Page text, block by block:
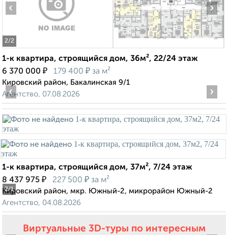
2/2
‹ ›
1-к квартира, строящийся дом, 36м², 22/24 этаж
6 370 000 ₽ 179 400 ₽ за м²
Кировский район, Бакалинская 9/1
Агентство, 07.08.2026
2/1
‹ ›
1-к квартира, строящийся дом, 37м², 7/24 этаж
8 437 975 ₽ 227 500 ₽ за м²
Кировский район, мкр. Южный-2, микрорайон Южный-2
Агентство, 04.08.2026
Виртуальные 3D-туры по интересным